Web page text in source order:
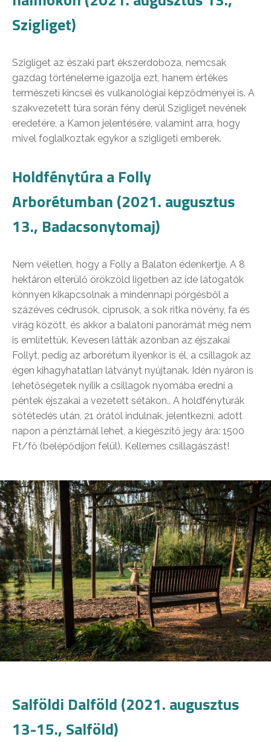
Szigliget)
Szigliget az északi part ékszerdoboza, nemcsak
gazdag történeleme igazolja ezt, hanem értékes
természeti kincsei és vulkanológiai képződményei is. A
szakvezetett túra során fény derül Szigliget nevének
eredetére, a Kamon jelentésére, valamint arra, hogy
mivel foglalkoztak egykor a szigligeti emberek.
Holdfénytúra a Folly
Arborétumban (2021. augusztus
13., Badacsonytomaj)
Nem véletlen, hogy a Folly a Balaton édenkertje. A 8
hektáron elterülő örökzöld ligetben az ide látogatók
könnyen kikapcsolnak a mindennapi pörgésből a
százéves cédrusok, ciprusok, a sok ritka növény, fa és
virág között, és akkor a balatoni panorámát még nem
is említettük. Kevesen látták azonban az éjszakai
Follyt, pedig az arborétum ilyenkor is él, a csillagok az
égen kihagyhatatlan látványt nyújtanak. Idén nyáron is
lehetőségetek nyílik a csillagok nyomába eredni a
péntek éjszakai a vezetett sétákon.. A holdfénytúrák
sötétedés után, 21 órától indulnak, jelentkezni, adott
napon a pénztárnál lehet, a kiegészítő jegy ára: 1500
Ft/fő (belépődíjon felül). Kellemes csillagászást!
Salföldi Dalföld (2021. augusztus
13-15., Salföld)